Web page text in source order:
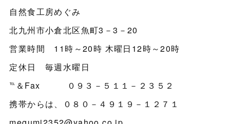
自然食工房めぐみ
北九州市小倉北区魚町3－3－20
営業時間 11時～20時 木曜日12時～20時
定休日 毎週水曜日
℡＆Fax ０９３－５１１－２３５２
携帯からは、０８０－４９１９－１２７１